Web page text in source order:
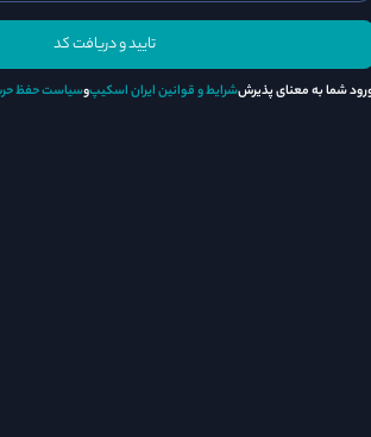
تایید و دریافت کد
شما به معنای پذیرششرایط و قوانین ایران اسکیپوسیاست حفظ